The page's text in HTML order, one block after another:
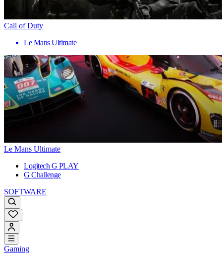
Call of Duty
Le Mans Ultimate
Le Mans Ultimate
Logitech G PLAY
G Challenge
SOFTWARE
Gaming